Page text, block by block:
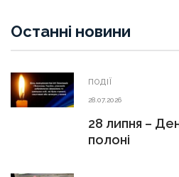
Останні новини
ПОДІЇ
28.07.2026
28 липня –
полоні